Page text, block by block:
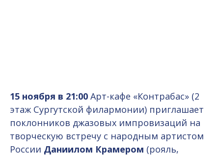
15 ноября в 21:00 Арт-кафе «Контрабас» (2
этаж Сургутской филармонии) приглашает
поклонников джазовых импровизаций на
творческую встречу с народным артистом
России Даниилом Крамером (рояль,